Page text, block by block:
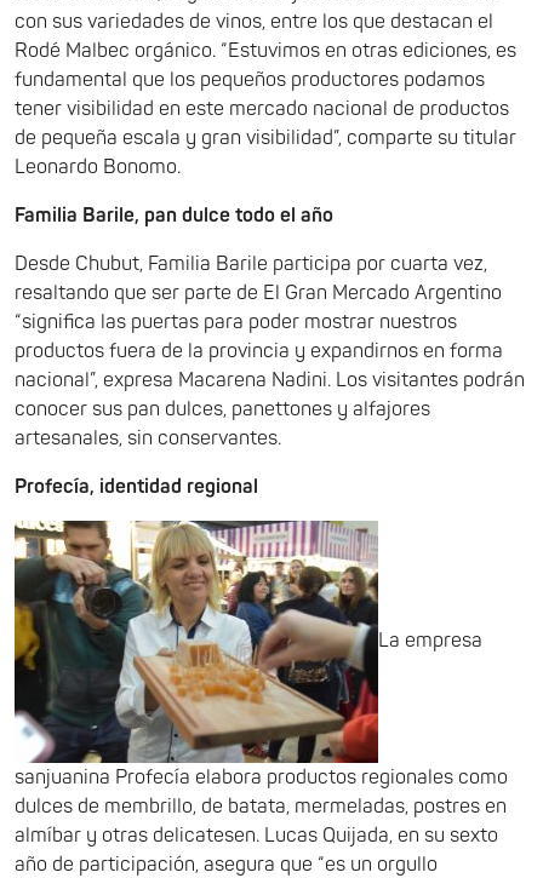
con sus variedades de vinos, entre los que destacan el
Rodé Malbec orgánico. “Estuvimos en otras ediciones, es
fundamental que los pequeños productores podamos
tener visibilidad en este mercado nacional de productos
de pequeña escala y gran visibilidad”, comparte su titular
Leonardo Bonomo.
Familia Barile, pan dulce todo el año
Desde Chubut, Familia Barile participa por cuarta vez,
resaltando que ser parte de El Gran Mercado Argentino
“significa las puertas para poder mostrar nuestros
productos fuera de la provincia y expandirnos en forma
nacional”, expresa Macarena Nadini. Los visitantes podrán
conocer sus pan dulces, panettones y alfajores
artesanales, sin conservantes.
Profecía, identidad regional
La empresa
sanjuanina Profecía elabora productos regionales como
dulces de membrillo, de batata, mermeladas, postres en
almíbar y otras delicatesen. Lucas Quijada, en su sexto
año de participación, asegura que “es un orgullo